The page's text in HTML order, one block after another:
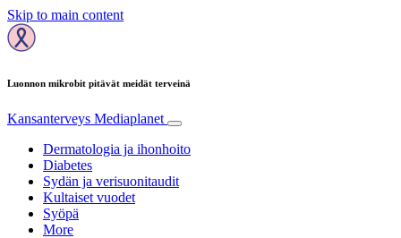
Skip to main content
Luonnon mikrobit pitävät meidät terveinä
Kansanterveys Mediaplanet
Dermatologia ja ihonhoito
Diabetes
Sydän ja verisuonitaudit
Kultaiset vuodet
Syöpä
More